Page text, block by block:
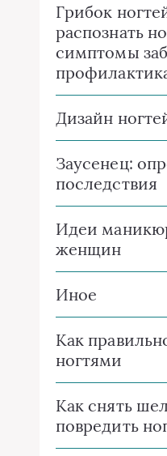
Грибок
распознать
симптомы
Дизайн
Заусенец:
последствия
Идеи
женщин
Иное
Как
ногтями
Как снять
повредить